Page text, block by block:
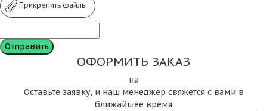
Прикрепить файлы
ОФОРМИТЬ ЗАКАЗ
на
Оставьте заявку, и наш менеджер свяжется с вами в
ближайшее время